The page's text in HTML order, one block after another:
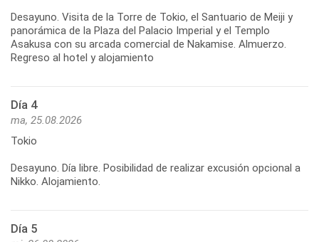
Desayuno. Visita de la Torre de Tokio, el Santuario de Meiji y
panorámica de la Plaza del Palacio Imperial y el Templo
Asakusa con su arcada comercial de Nakamise. Almuerzo.
Regreso al hotel y alojamiento
Día 4
ma, 25.08.2026
Tokio
Desayuno. Día libre. Posibilidad de realizar excusión opcional a
Nikko. Alojamiento.
Día 5